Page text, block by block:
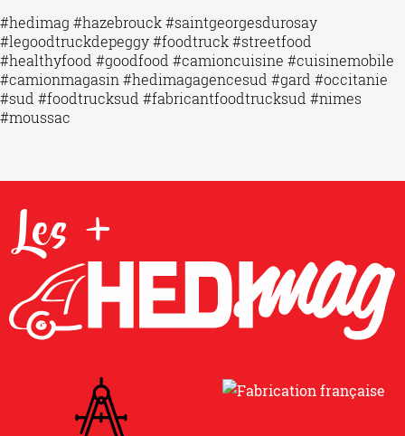
#hedimag #hazebrouck #saintgeorgesdurosay
#legoodtruckdepeggy #foodtruck #streetfood
#healthyfood #goodfood #camioncuisine #cuisinemobile
#camionmagasin #hedimagagencesud #gard #occitanie
#sud #foodtrucksud #fabricantfoodtrucksud #nimes
#moussac
Les +